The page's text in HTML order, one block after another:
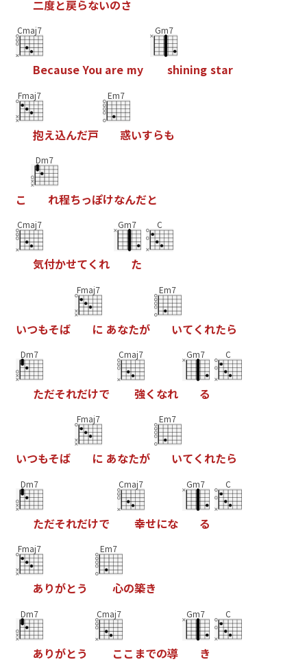
二度と戻らないのさ
Cmaj7
BecauseYou are my
Gm7
shining star
Fmaj7
抱え込んだ戸
Em7
惑いすらも
こ
Dm7
れ程ちっぽけなんだと
Cmaj7
気付かせてく れ
Gm7
た
C
いつもそば
Fmaj7
に あなたが
Em7
いてく れたら
Dm7
ただそれだけで
Cmaj7
強く なれ
Gm7
る
C
いつもそば
Fmaj7
に あなたが
Em7
いてく れたら
Dm7
ただそれだけで
Cmaj7
幸せにな
Gm7
る
C
Fmaj7
あ りがとう
Em7
心の築き
Dm7
あ りがとう
Cmaj7
こ こ までの導
Gm7
き
C